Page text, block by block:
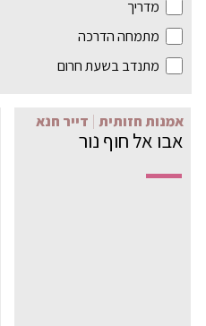
מדריך
מתמחה הדרכה
מתנדב בשעת חרום
אמנות חזותית דייר חנא
אבו אל חוף נור